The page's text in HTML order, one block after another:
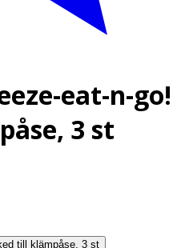
eat-n-go!
3 st
till klämpåse, 3 st